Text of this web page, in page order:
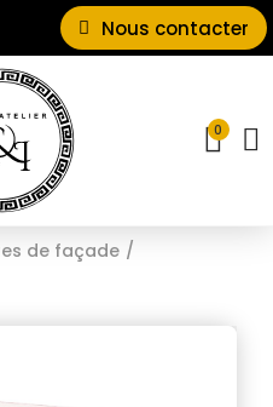
Nous contacter
0
de façade